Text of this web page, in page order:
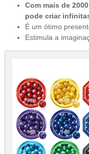
Com mais de
pode criar
É um ótimo
Estimula a